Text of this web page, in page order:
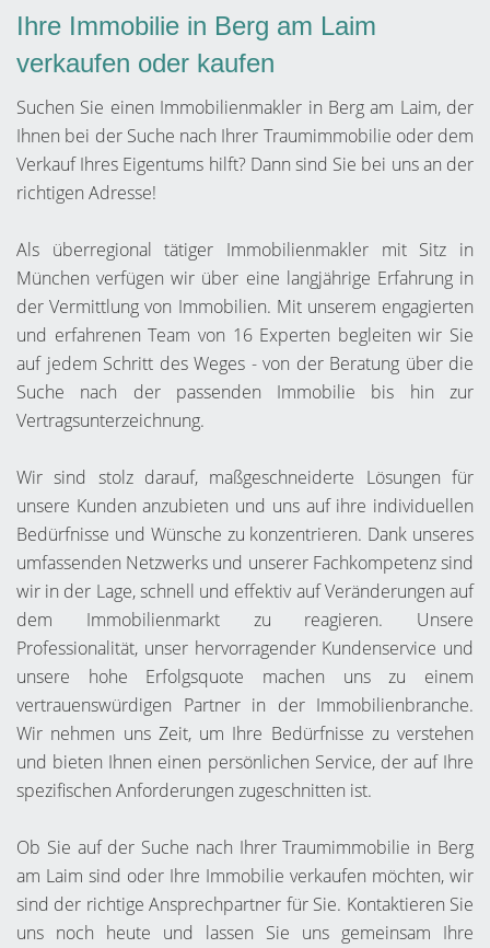
Ihre Immobilie in Berg am Laim
verkaufen oder kaufen
Suchen Sie einen Immobilienmakler in Berg am Laim, der
Ihnen bei der Suche nach Ihrer Traumimmobilie oder dem
Verkauf Ihres Eigentums hilft? Dann sind Sie bei uns an der
richtigen Adresse!
Als überregional tätiger Immobilienmakler mit Sitz in
München verfügen wir über eine langjährige Erfahrung in
der Vermittlung von Immobilien. Mit unserem engagierten
und erfahrenen Team von 16 Experten begleiten wir Sie
auf jedem Schritt des Weges - von der Beratung über die
Suche nach der passenden Immobilie bis hin zur
Vertragsunterzeichnung.
Wir sind stolz darauf, maßgeschneiderte Lösungen für
unsere Kunden anzubieten und uns auf ihre individuellen
Bedürfnisse und Wünsche zu konzentrieren. Dank unseres
umfassenden Netzwerks und unserer Fachkompetenz sind
wir in der Lage, schnell und effektiv auf Veränderungen auf
dem Immobilienmarkt zu reagieren. Unsere
Professionalität, unser hervorragender Kundenservice und
unsere hohe Erfolgsquote machen uns zu einem
vertrauenswürdigen Partner in der Immobilienbranche.
Wir nehmen uns Zeit, um Ihre Bedürfnisse zu verstehen
und bieten Ihnen einen persönlichen Service, der auf Ihre
spezifischen Anforderungen zugeschnitten ist.
Ob Sie auf der Suche nach Ihrer Traumimmobilie in Berg
am Laim sind oder Ihre Immobilie verkaufen möchten, wir
sind der richtige Ansprechpartner für Sie. Kontaktieren Sie
uns noch heute und lassen Sie uns gemeinsam Ihre